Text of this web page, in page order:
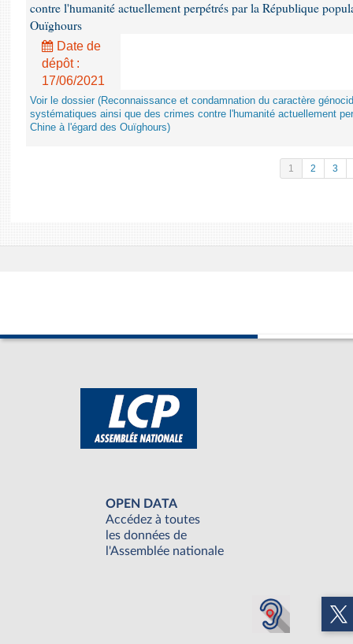
contre l'humanité actuellement perpétrés par la République
Ouïghours
Date de
dépôt :
17/06/2021
Voir le dossier (Reconnaissance et condamnation du caractère
systématiques ainsi que des crimes contre l'humanité actuellement
Chine à l'égard des Ouïghours)
1 2 3
OPEN DATA
Accédez à toutes
les données de
l'Assemblée nationale